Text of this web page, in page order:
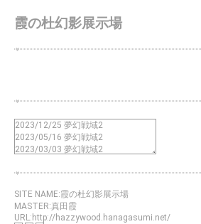
霞の杜幻影展示場
SITE NAME:霞の杜幻影展示場
MASTER:真田霞
URL:http://hazzywood.hanagasumi.net/